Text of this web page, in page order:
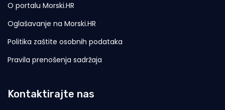
O portalu Morski.HR
Oglašavanje na Morski.HR
Politika zaštite osobnih podataka
Pravila prenošenja sadržaja
Kontaktirajte nas